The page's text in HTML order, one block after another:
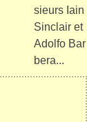
sieurs Iain
Sinclair et
Adolfo Bar
bera...